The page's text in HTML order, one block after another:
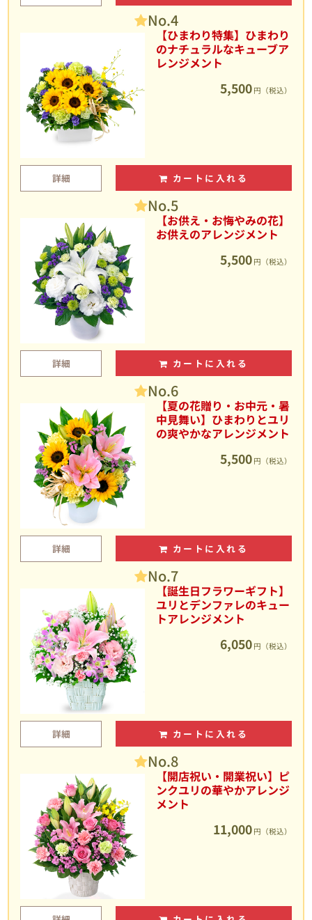
No.4
【ひまわり特集】ひまわり
のナチュラルなキューブア
レンジメント
5,500 円（税込）
詳細 カートに入れる
No.5
【お供え・お悔やみの花】
お供えのアレンジメント
5,500 円（税込）
詳細 カートに入れる
No.6
【夏の花贈り・お中元・暑
中見舞い】ひまわりとユリ
の爽やかなアレンジメント
5,500 円（税込）
詳細 カートに入れる
No.7
【誕生日フラワーギフト】
ユリとデンファレのキュー
トアレンジメント
6,050 円（税込）
詳細 カートに入れる
No.8
【開店祝い・開業祝い】ピ
ンクユリの華やかアレンジ
メント
11,000 円（税込）